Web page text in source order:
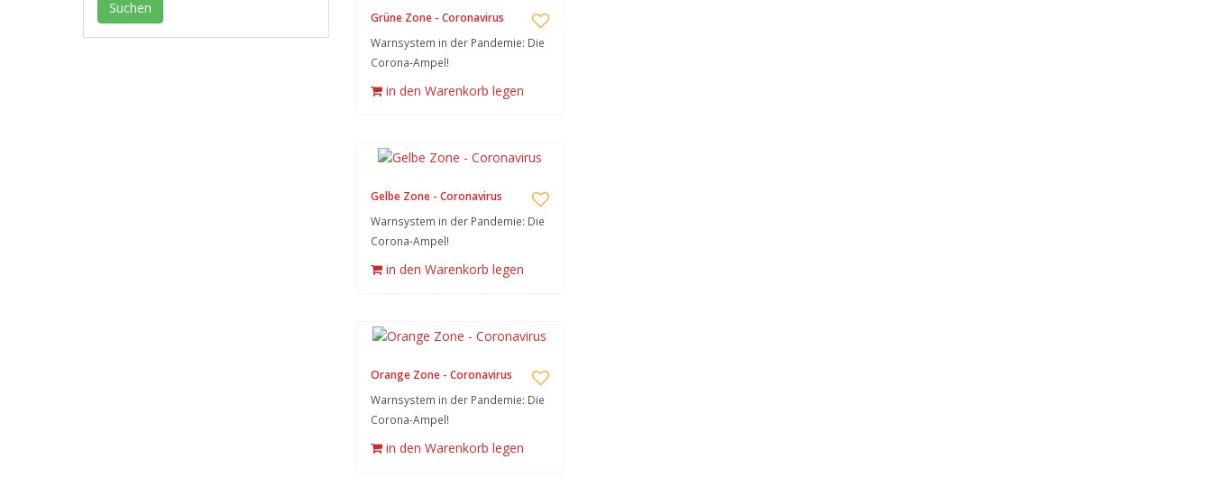
Grüne Zone - Coronavirus
Warnsystem in der Pandemie: Die
Corona-Ampel!
in den Warenkorb legen
Gelbe Zone - Coronavirus
Warnsystem in der Pandemie: Die
Corona-Ampel!
in den Warenkorb legen
Orange Zone - Coronavirus
Warnsystem in der Pandemie: Die
Corona-Ampel!
in den Warenkorb legen